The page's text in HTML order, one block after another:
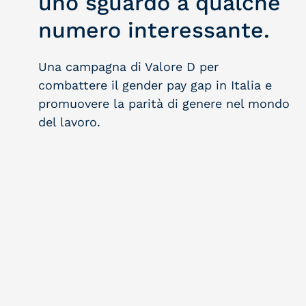
numero interessante.
Una campagna di Valore D per
combattere il gender pay gap in Italia e
promuovere la parità di genere nel mondo
del lavoro.